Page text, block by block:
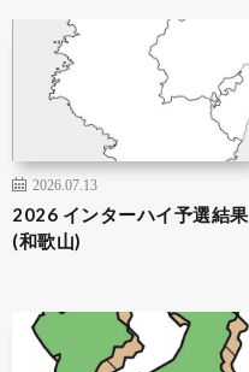
2026.07.13
2026 インターハイ予選結果
(和歌山)